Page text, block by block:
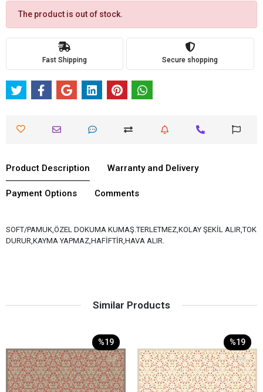
The product is out of stock.
Fast Shipping Secure shopping
Product Description Warranty and Delivery
Payment Options Comments
SOFT/PAMUK,ÖZEL DOKUMA KUMAŞ.TERLETMEZ,KOLAY ŞEKİL ALIR,TOK
DURUR,KAYMA YAPMAZ,HAFİFTİR,HAVA ALIR.
Similar Products
%19 %19